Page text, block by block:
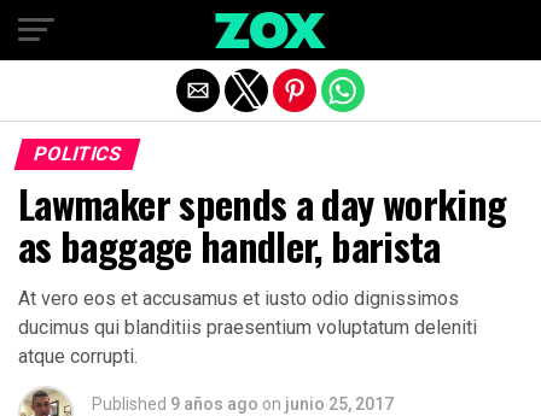
POLITICS
Lawmaker spends a day working
as baggage handler, barista
At vero eos et accusamus et iusto odio dignissimos
ducimus qui blanditiis praesentium voluptatum deleniti
atque corrupti.
Published 9 años ago on junio 25, 2017
Salir de la versión móvil